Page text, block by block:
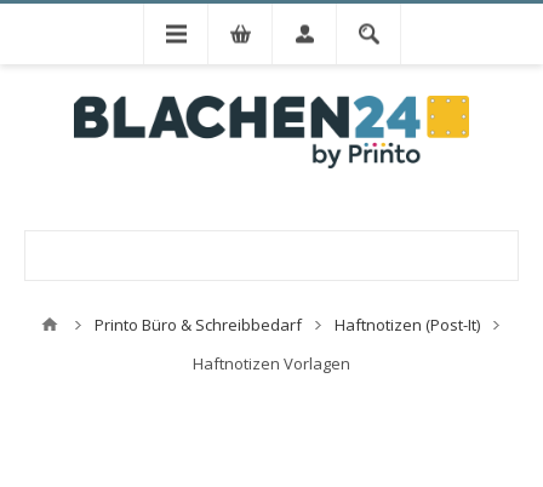
Printo Büro & Schreibbedarf
Haftnotizen (Post-It)
Haftnotizen Vorlagen